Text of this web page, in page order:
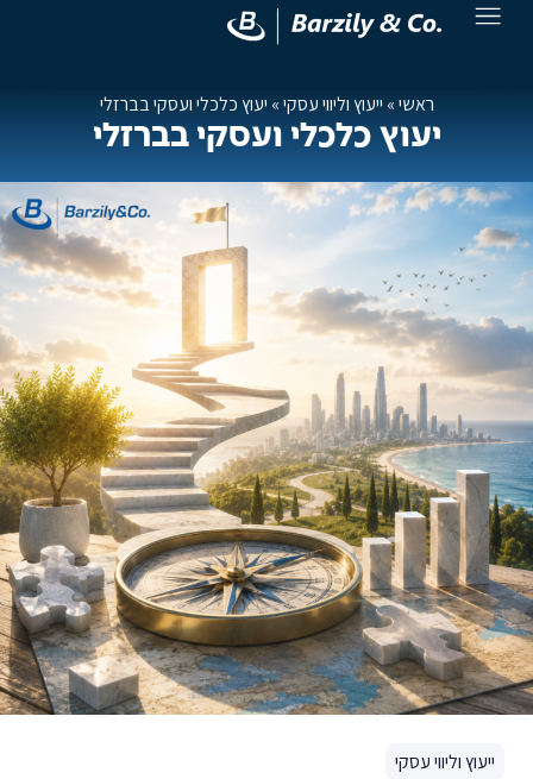
ראשי» ייעוץ וליווי עסקי» יעוץ כלכלי ועסקי בברזלי
יעוץ כלכלי ועסקי בברזלי
ייעוץ וליווי עסקי